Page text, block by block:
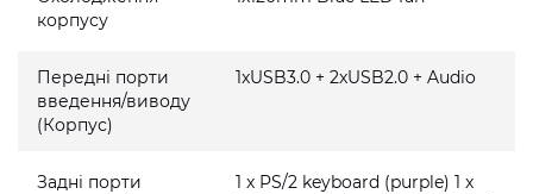
корпусу
Передні порти
введення/виводу
(Корпус)
1xUSB3.0 + 2xUSB2.0 + Audio
Задні порти
1 x PS/2 keyboard (purple) 1 x